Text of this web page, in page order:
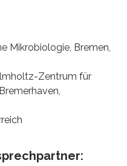
Mikrobiologie, Bremen,
Zentrum für